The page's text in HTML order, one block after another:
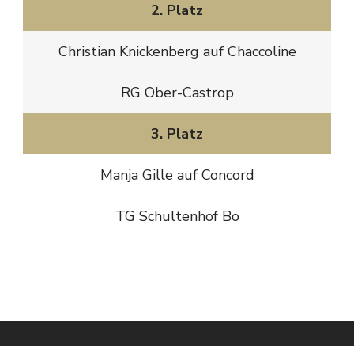
2. Platz
Christian Knickenberg auf Chaccoline
RG Ober-Castrop
3. Platz
Manja Gille auf Concord
TG Schultenhof Bo